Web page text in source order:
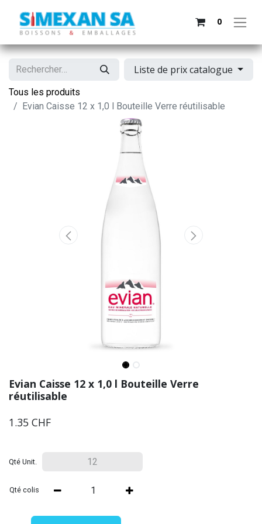
0
Liste de prix catalogue
Tous les produits
Evian Caisse 12 x 1,0 l Bouteille Verre réutilisable
Evian Caisse 12 x 1,0 l Bouteille Verre
réutilisable
1.35 CHF
Qté Unit.
Qté colis